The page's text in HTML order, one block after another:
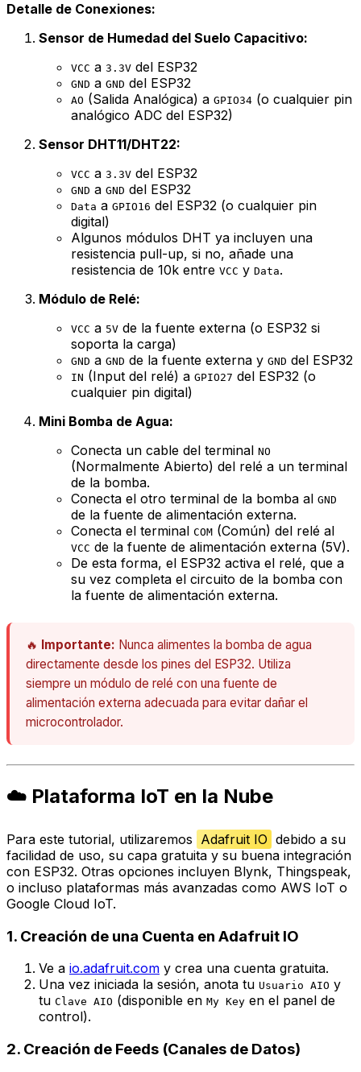
Detalle de Conexiones:
Sensor de Humedad del Suelo Capacitivo:
VCC a 3.3V del ESP32
GND a GND del ESP32
AO (Salida Analógica) a GPIO34 (o cualquier pin
analógico ADC del ESP32)
Sensor DHT11/DHT22:
VCC a 3.3V del ESP32
GND a GND del ESP32
Data a GPIO16 del ESP32 (o cualquier pin
digital)
Algunos módulos DHT ya incluyen una
resistencia pull-up, si no, añade una
resistencia de 10k entre VCC y Data.
Módulo de Relé:
VCC a 5V de la fuente externa (o ESP32 si
soporta la carga)
GND a GND de la fuente externa y GND del ESP32
IN (Input del relé) a GPIO27 del ESP32 (o
cualquier pin digital)
Mini Bomba de Agua:
Conecta un cable del terminal NO
(Normalmente Abierto) del relé a un terminal
de la bomba.
Conecta el otro terminal de la bomba al GND
de la fuente de alimentación externa.
Conecta el terminal COM (Común) del relé al
VCC de la fuente de alimentación externa (5V).
De esta forma, el ESP32 activa el relé, que a
su vez completa el circuito de la bomba con
la fuente de alimentación externa.
🔥 Importante: Nunca alimentes la bomba de agua
directamente desde los pines del ESP32. Utiliza
siempre un módulo de relé con una fuente de
alimentación externa adecuada para evitar dañar el
microcontrolador.
☁️ Plataforma IoT en la Nube
Para este tutorial, utilizaremos Adafruit IO debido a su
facilidad de uso, su capa gratuita y su buena integración
con ESP32. Otras opciones incluyen Blynk, Thingspeak,
o incluso plataformas más avanzadas como AWS IoT o
Google Cloud IoT.
1. Creación de una Cuenta en Adafruit IO
Ve a io.adafruit.com y crea una cuenta gratuita.
Una vez iniciada la sesión, anota tu Usuario AIO y
tu Clave AIO (disponible en My Key en el panel de
control).
2. Creación de Feeds (Canales de Datos)